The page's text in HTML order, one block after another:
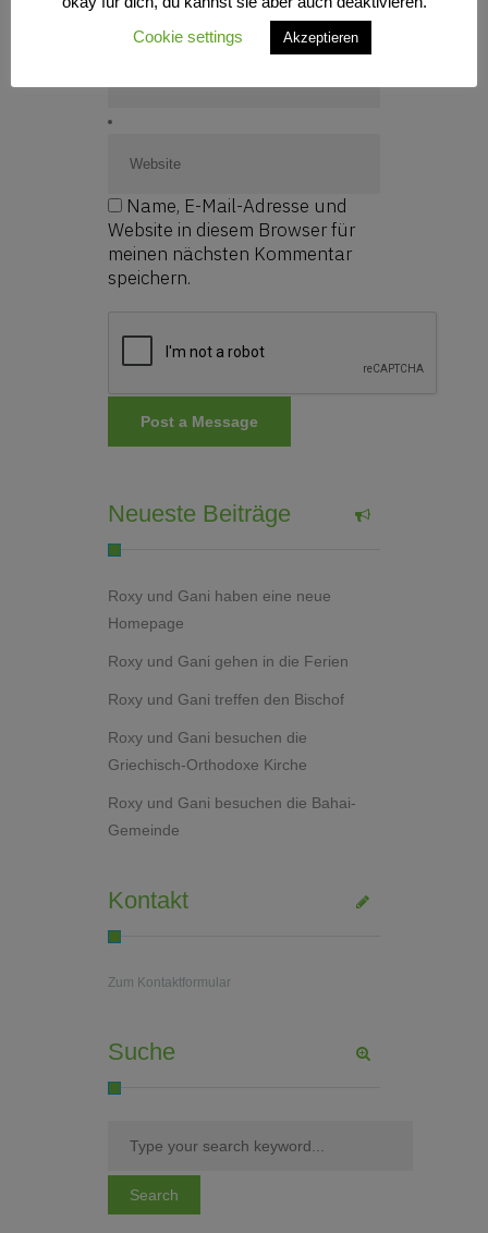
Name, E-Mail-Adresse und
Website in diesem Browser für
meinen nächsten Kommentar
speichern.
Neueste Beiträge
Roxy und Gani haben eine neue
Homepage
Roxy und Gani gehen in die Ferien
Roxy und Gani treffen den Bischof
Roxy und Gani besuchen die
Griechisch-Orthodoxe Kirche
Roxy und Gani besuchen die Bahai-
Gemeinde
Kontakt
Zum Kontaktformular
Suche
Cookie settings
Akzeptieren